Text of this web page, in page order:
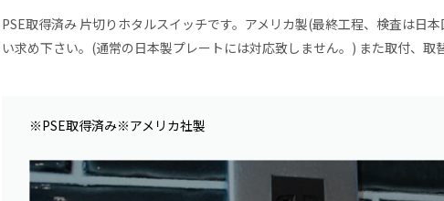
PSE取得済み 片切りホタルスイッチです。アメリカ製(最終工程、検査は日
い求め下さい。(通常の日本製プレートには対応致しません。) また取付、
※PSE取得済み※アメリカ社製